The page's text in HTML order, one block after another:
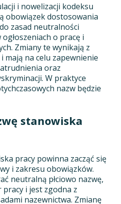
i nowelizacji kodeksu
obowiązek dostosowania
zasad neutralności
o pracę i
Zmiany te wynikają z
mają na celu zapewnienie
oraz
W praktyce
nazw będzie
stanowiska
pracy powinna zacząć się
i zakresu obowiązków.
neutralną płciowo nazwę,
i jest zgodna z
nazewnictwa. Zmianę